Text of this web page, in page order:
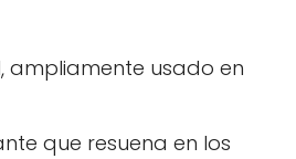
ampliamente usado en
que resuena en los